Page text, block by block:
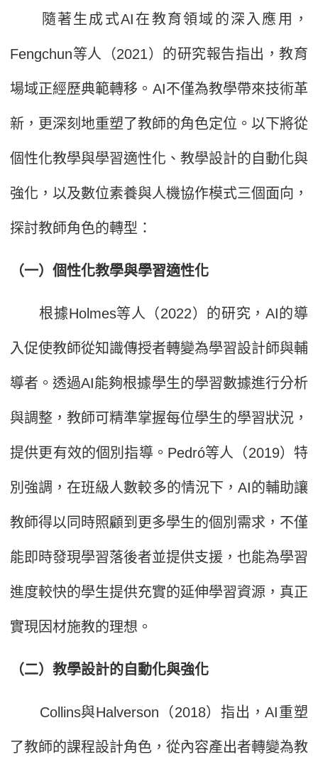
隨著生成式AI在教育領域的深入應用，
Fengchun等人（2021）的研究報告指出，教育
場域正經歷典範轉移。AI不僅為教學帶來技術革
新，更深刻地重塑了教師的角色定位。以下將從
個性化教學與學習適性化、教學設計的自動化與
強化，以及數位素養與人機協作模式三個面向，
探討教師角色的轉型：
（一）個性化教學與學習適性化
根據Holmes等人（2022）的研究，AI的導
入促使教師從知識傳授者轉變為學習設計師與輔
導者。透過AI能夠根據學生的學習數據進行分析
與調整，教師可精準掌握每位學生的學習狀況，
提供更有效的個別指導。Pedró等人（2019）特
別強調，在班級人數較多的情況下，AI的輔助讓
教師得以同時照顧到更多學生的個別需求，不僅
能即時發現學習落後者並提供支援，也能為學習
進度較快的學生提供充實的延伸學習資源，真正
實現因材施教的理想。
（二）教學設計的自動化與強化
Collins與Halverson（2018）指出，AI重塑
了教師的課程設計角色，從內容產出者轉變為教